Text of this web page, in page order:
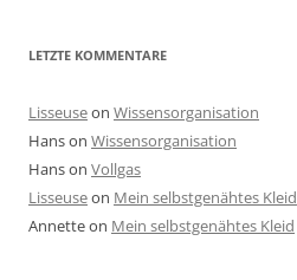
LETZTE KOMMENTARE
Lisseuseon Wissensorganisation
Hanson Wissensorganisation
Hanson Vollgas
Lisseuseon Mein selbstgenähtes Kleid
Annetteon Mein selbstgenähtes Kleid